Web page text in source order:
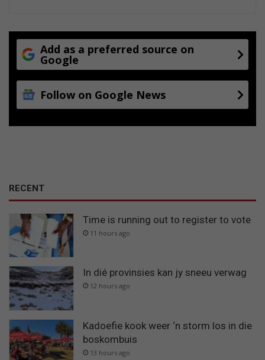
Add as a preferred source on
Google
Follow on Google News
RECENT
Time is running out to register to vote
11 hours ago
In dié provinsies kan jy sneeu verwag
12 hours ago
Kadoefie kook weer ‘n storm los in die
boskombuis
13 hours ago